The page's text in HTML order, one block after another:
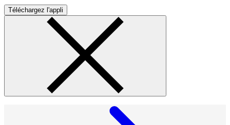
Téléchargez l'appli